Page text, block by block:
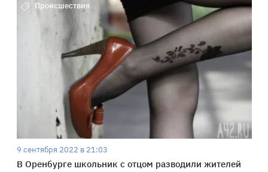
Происшествия
9 сентября 2022 в 21:03
В Оренбурге школьник с отцом разводили жителей